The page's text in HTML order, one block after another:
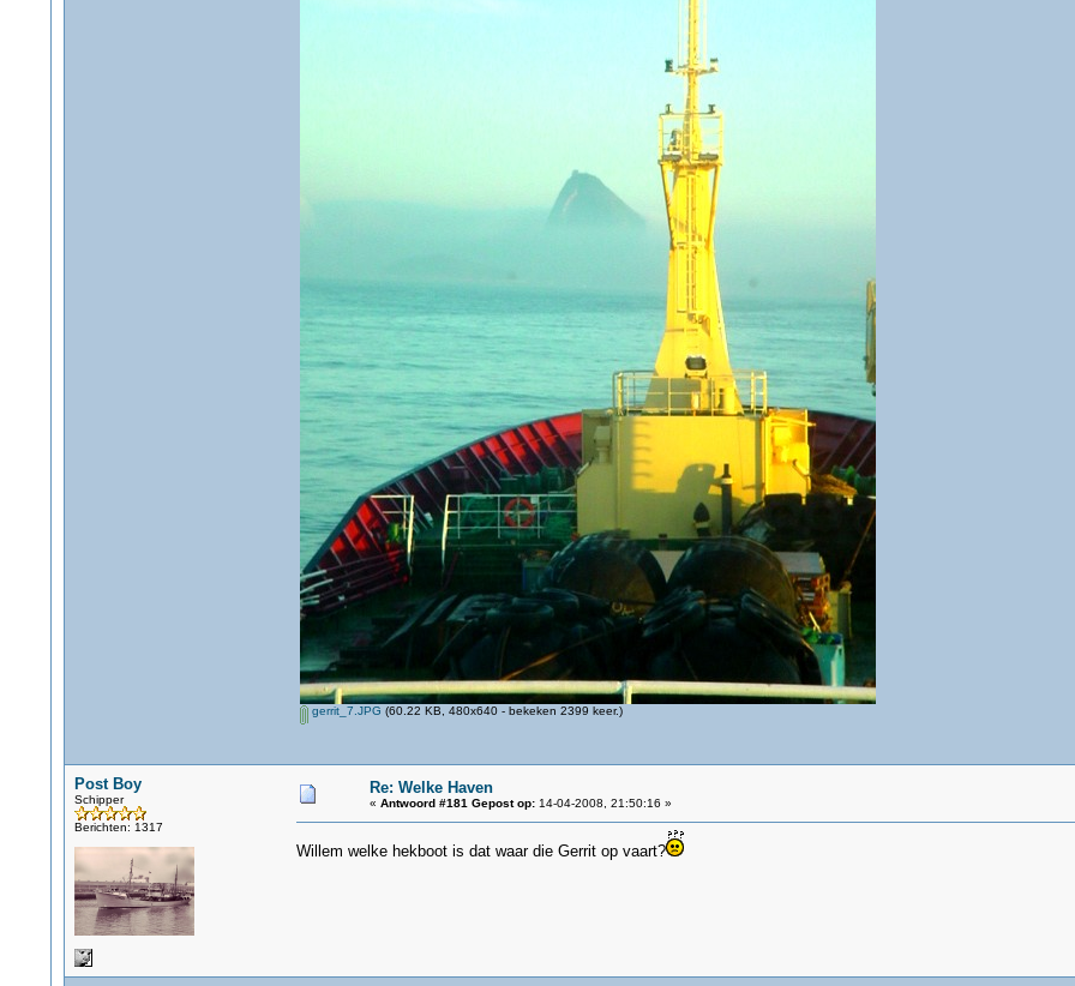
gerrit_7.JPG (60.22 KB, 480x640 - bekeken 2399 keer.)
Post Boy
Schipper
Berichten: 1317
Re: Welke Haven
« Antwoord #181 Gepost op:14-04-2008, 21:50:16 »
Willem welke hekboot is dat waar die Gerrit op vaart?